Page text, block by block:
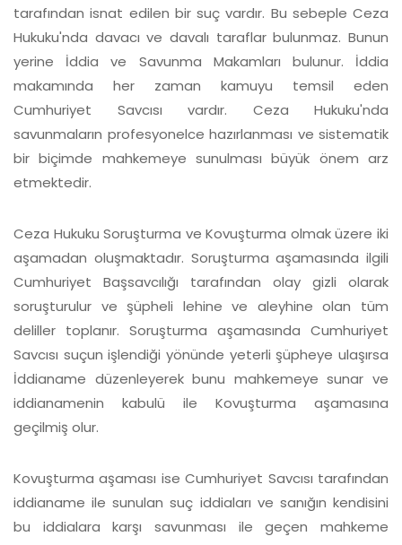
tarafından isnat edilen bir suç vardır. Bu sebeple Ceza
Hukuku'nda davacı ve davalı taraflar bulunmaz. Bunun
yerine İddia ve Savunma Makamları bulunur. İddia
makamında her zaman kamuyu temsil eden
Cumhuriyet Savcısı vardır. Ceza Hukuku'nda
savunmaların profesyonelce hazırlanması ve sistematik
bir biçimde mahkemeye sunulması büyük önem arz
etmektedir.
Ceza Hukuku Soruşturma ve Kovuşturma olmak üzere iki
aşamadan oluşmaktadır. Soruşturma aşamasında ilgili
Cumhuriyet Başsavcılığı tarafından olay gizli olarak
soruşturulur ve şüpheli lehine ve aleyhine olan tüm
deliller toplanır. Soruşturma aşamasında Cumhuriyet
Savcısı suçun işlendiği yönünde yeterli şüpheye ulaşırsa
İddianame düzenleyerek bunu mahkemeye sunar ve
iddianamenin kabulü ile Kovuşturma aşamasına
geçilmiş olur.
Kovuşturma aşaması ise Cumhuriyet Savcısı tarafından
iddianame ile sunulan suç iddiaları ve sanığın kendisini
bu iddialara karşı savunması ile geçen mahkeme